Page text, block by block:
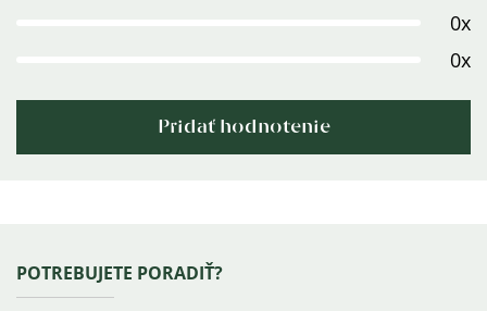
0x
0x
Pridať hodnotenie
Zápätie
POTREBUJETE PORADIŤ?